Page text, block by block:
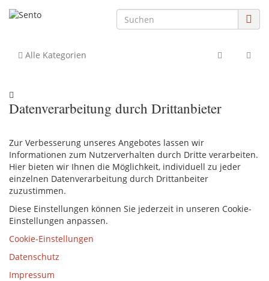
Alle Kategorien
Datenverarbeitung durch Drittanbieter
Zur Verbesserung unseres Angebotes lassen wir
Informationen zum Nutzerverhalten durch Dritte verarbeiten.
Hier bieten wir Ihnen die Möglichkeit, individuell zu jeder
einzelnen Datenverarbeitung durch Drittanbeiter
zuzustimmen.
Diese Einstellungen können Sie jederzeit in unseren Cookie-
Einstellungen anpassen.
Cookie-Einstellungen
Datenschutz
Impressum